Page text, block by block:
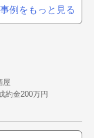
例をもっと見る
屋
約金200万円